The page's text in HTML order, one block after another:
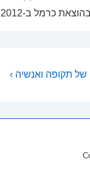
Post
Previous